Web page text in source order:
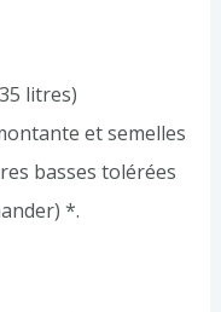
litres)
et semelles
basses tolérées
*.